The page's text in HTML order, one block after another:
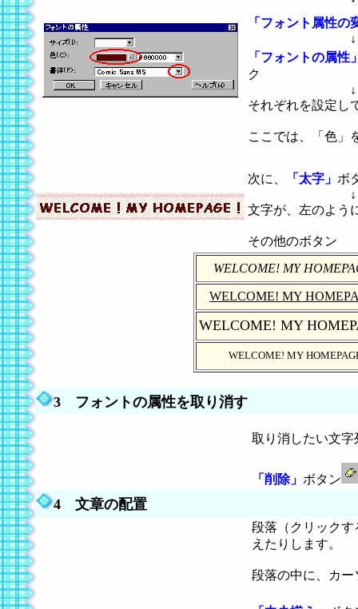
「フォント属性の
↓
「フォントの属性
ク
↓
それぞれを設定し
ここでは、「色」
次に、 「太字」 ボ
↓
文字が、左のよう
その他のボタン
WELCOME! MY
WELCOME! MY
WELCOME! MY
WELCOME! MY
3 フォントの属性を取り消す
取り消したい文字
「削除」 ボタン
4 文章の配置
段落（クリック
えたりします。
段落の中に、カ